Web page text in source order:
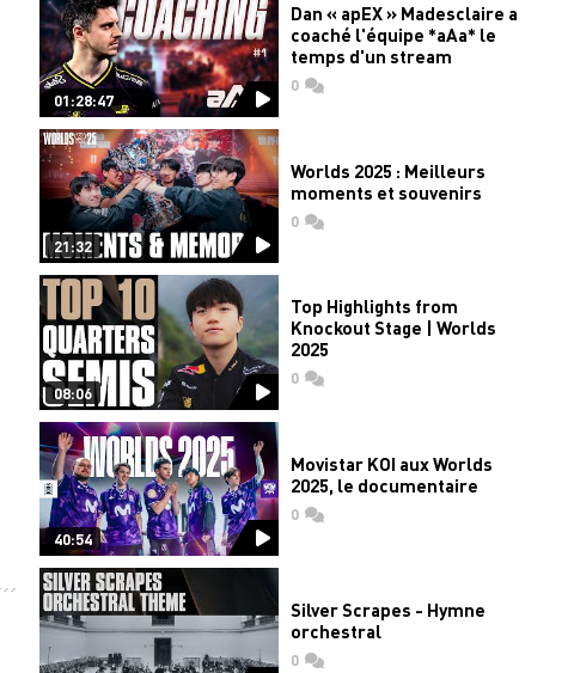
01:28:47
Dan « apEX » Madesclaire a
coaché l'équipe *aAa* le
temps d'un stream
0commentaires
21:32
Worlds 2025 : Meilleurs
moments et souvenirs
0commentaires
08:06
Top Highlights from
Knockout Stage | Worlds
2025
0commentaires
40:54
Movistar KOI aux Worlds
2025, le documentaire
0commentaires
Silver Scrapes - Hymne
orchestral
0commentaires